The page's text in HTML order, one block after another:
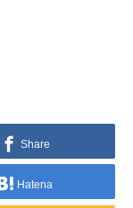
Share
Hatena